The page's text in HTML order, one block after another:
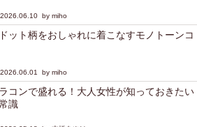
2026.06.10 by miho
ット柄をおしゃれに着こなすモノトーンコ
2026.06.01 by miho
コンで盛れる！大人女性が知っておきたい
識